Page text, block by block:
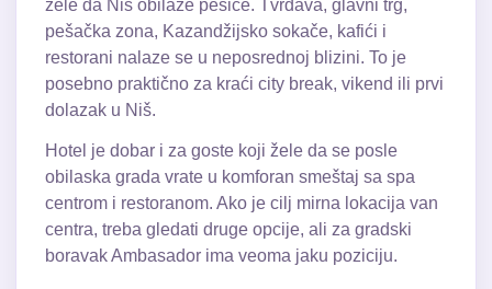
žele da Niš obilaze pešice. Tvrđava, glavni trg,
pešačka zona, Kazandžijsko sokače, kafići i
restorani nalaze se u neposrednoj blizini. To je
posebno praktično za kraći city break, vikend ili prvi
dolazak u Niš.
Hotel je dobar i za goste koji žele da se posle
obilaska grada vrate u komforan smeštaj sa spa
centrom i restoranom. Ako je cilj mirna lokacija van
centra, treba gledati druge opcije, ali za gradski
boravak Ambasador ima veoma jaku poziciju.